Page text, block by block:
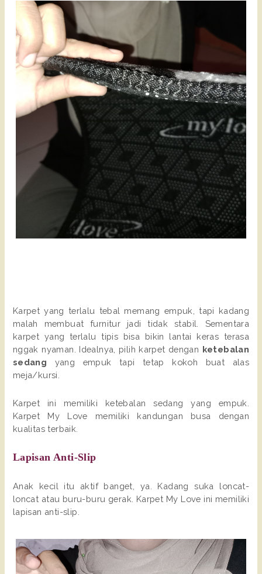
Karpet yang terlalu tebal memang empuk, tapi kadang
malah membuat furnitur jadi tidak stabil. Sementara
karpet yang terlalu tipis bisa bikin lantai keras terasa
nggak nyaman. Idealnya, pilih karpet dengan ketebalan
sedang yang empuk tapi tetap kokoh buat alas
meja/kursi.
Karpet ini memiliki ketebalan sedang yang empuk.
Karpet My Love memiliki kandungan busa dengan
kualitas terbaik.
Lapisan Anti-Slip
Anak kecil itu aktif banget, ya. Kadang suka loncat-
loncat atau buru-buru gerak. Karpet My Love ini memiliki
lapisan anti-slip.